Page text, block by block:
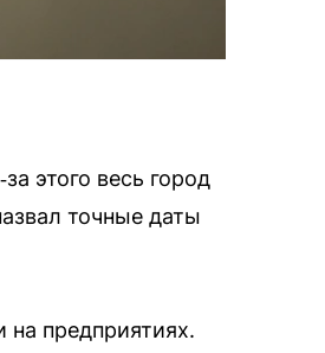
этого весь город
точные даты
предприятиях.